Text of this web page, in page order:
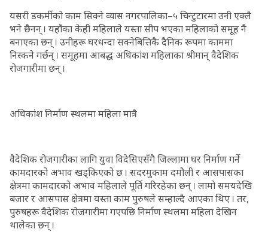
यसरी डकर्मीको काम सिक्ने व्यास नगरपालिका–५ चिन्टुटारमा उनी एक्लै
भने छैनन् । यहाँका केही महिलाले यस्ता सीप भएका महिलाको समूह नै
बनाएका छन् । उनीहरू घरधन्दा सक्नेबित्तिकै दैनिक रूपमा काममा
निस्कने गर्छन् । समूहमा आबद्ध अधिकांश महिलाका श्रीमान् वैदेशिक
रोजगारीमा छन् ।
अधिकांश निर्माण स्थलमा महिला मात्रै
वैदेशिक रोजगारीका लागि युवा विदेसिएसँगै जिल्लामा घर निर्माण गर्ने
कामदारको अभाव खड्किएको छ । सदरमुकाम दमौली र आसपासका
क्षेत्रमा कामदारको अभाव महिलाले पूर्ति गरिरहेका छन् । लामो समयदेखि
बजार र आसपास क्षेत्रमा यस्ता काम पुरुषले सम्हाल्दै आएका थिए । तर,
पुरुषहरू वैदेशिक रोजगारीमा गएपछि निर्माण स्थलमा महिला देखिन
थालेका छन् ।